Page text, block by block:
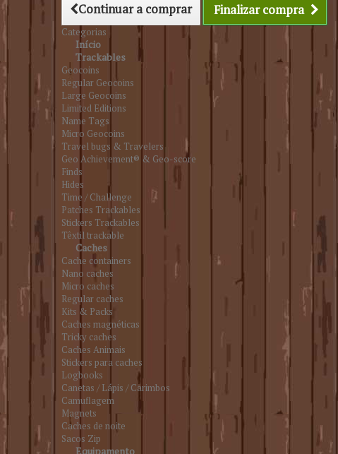
Continuar a comprar Finalizar compra
Categorias
Início
Trackables
Geocoins
Regular Geocoins
Large Geocoins
Limited Editions
Name Tags
Micro Geocoins
Travel bugs & Travelers
Geo Achievement® & Geo-score
Finds
Hides
Time / Challenge
Patches Trackables
Stickers Trackables
Têxtil trackable
Caches
Cache containers
Nano caches
Micro caches
Regular caches
Kits & Packs
Caches magnéticas
Tricky caches
Caches Animais
Stickers para caches
Logbooks
Canetas / Lápis / Carimbos
Camuflagem
Magnets
Caches de noite
Sacos Zip
Equipamento